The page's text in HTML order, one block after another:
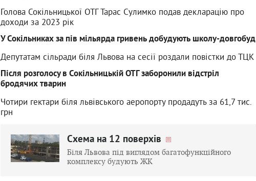
Голова Сокільницької ОТГ Тарас Сулимко подав декларацію про
доходи за 2023 рік
У Сокільниках за пів мільярда гривень добудують школу-довгобуд
Депутатам сільради біля Львова на сесії роздали повістки до ТЦК
Після розголосу в Сокільницькій ОТГ заборонили відстріл
бродячих тварин
Чотири гектари біля львівського аеропорту продадуть за 61,7 тис.
грн
Схема на 12 поверхів
Біля Львова під виглядом багатофункційного
комплексу будують ЖК